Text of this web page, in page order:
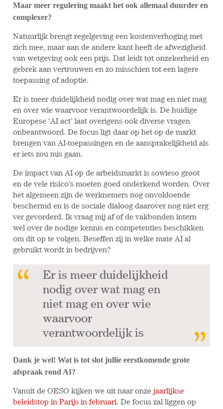
Maar meer regulering maakt het ook allemaal duurder en
complexer?
Natuurlijk brengt regelgeving een kostenverhoging met
zich mee, maar aan de andere kant heeft de afwezigheid
van wetgeving ook een prijs. Dat leidt tot onzekerheid en
gebrek aan vertrouwen en zo misschien tot een lagere
toepassing of adoptie.
Er is meer duidelijkheid nodig over wat mag en niet mag
en over wie waarvoor verantwoordelijk is. De huidige
Europese ‘AI act’ laat overigens ook diverse vragen
onbeantwoord. De focus ligt daar op het op de markt
brengen van AI-toepassingen en de aansprakelijkheid als
er iets zou mis gaan.
De impact van AI op de arbeidsmarkt is sowieso groot
en de vele risico’s moeten goed onderkend worden. Over
het algemeen zijn de werknemers nog onvoldoende
beschermd en is de sociale dialoog daarover nog niet erg
ver gevorderd. Ik vraag mij af of de vakbonden intern
wel over de nodige kennis en competenties beschikken
om dit op te volgen. Beseffen zij in welke mate AI al
gebruikt wordt in bedrijven?
Er is meer duidelijkheid
nodig over wat mag en
niet mag en over wie
waarvoor
verantwoordelijk is
Dank je wel! Wat is tot slot jullie eerstkomende grote
afspraak rond AI?
Vanuit de OESO kijken we uit naar onzejaarlijkse
beleidstop in Parijs in februari. De focus zal liggen op